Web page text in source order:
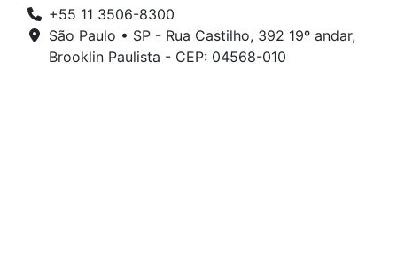
+55 11 3506-8300
São Paulo • SP - Rua Castilho, 392 19º andar,
Brooklin Paulista - CEP: 04568-010